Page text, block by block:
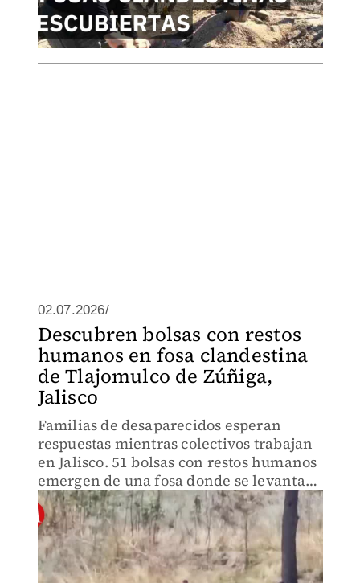
02.07.2026/
Descubren bolsas con restos
humanos en fosa clandestina
de Tlajomulco de Zúñiga,
Jalisco
Familias de desaparecidos esperan
respuestas mientras colectivos trabajan
en Jalisco. 51 bolsas con restos humanos
emergen de una fosa donde se levantará
un complejo de lujo. El dolor de quienes
buscan a sus seres queridos.